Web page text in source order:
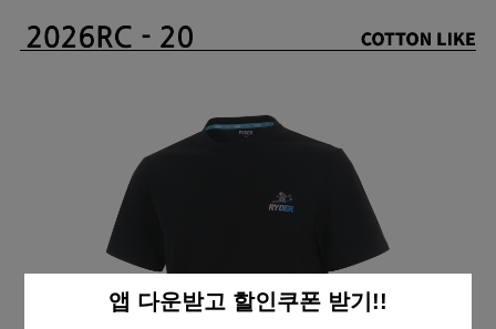
앱 다운받고 할인쿠폰 받기!!